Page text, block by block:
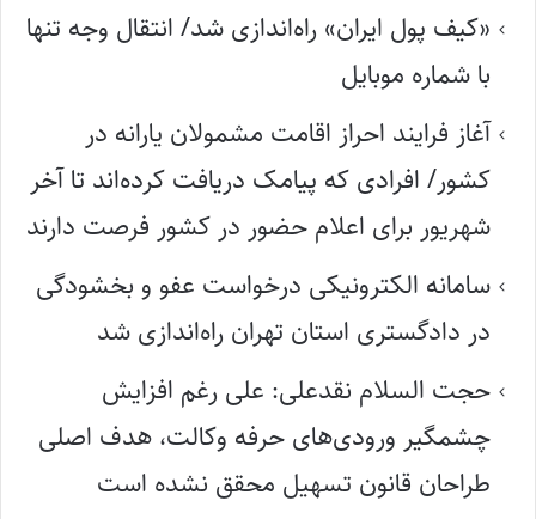
«کیف پول ایران» راه‌اندازی شد/ انتقال وجه تنها
با شماره موبایل
آغاز فرایند احراز اقامت مشمولان یارانه در
کشور/ افرادی که پیامک دریافت کرده‌اند تا آخر
شهریور برای اعلام حضور در کشور فرصت دارند
سامانه الکترونیکی درخواست عفو و بخشودگی
در دادگستری استان تهران راه‌اندازی شد
حجت السلام نقدعلی: علی رغم افزایش
چشمگیر ورودی‌های حرفه وکالت، هدف اصلی
طراحان قانون تسهیل محقق نشده است